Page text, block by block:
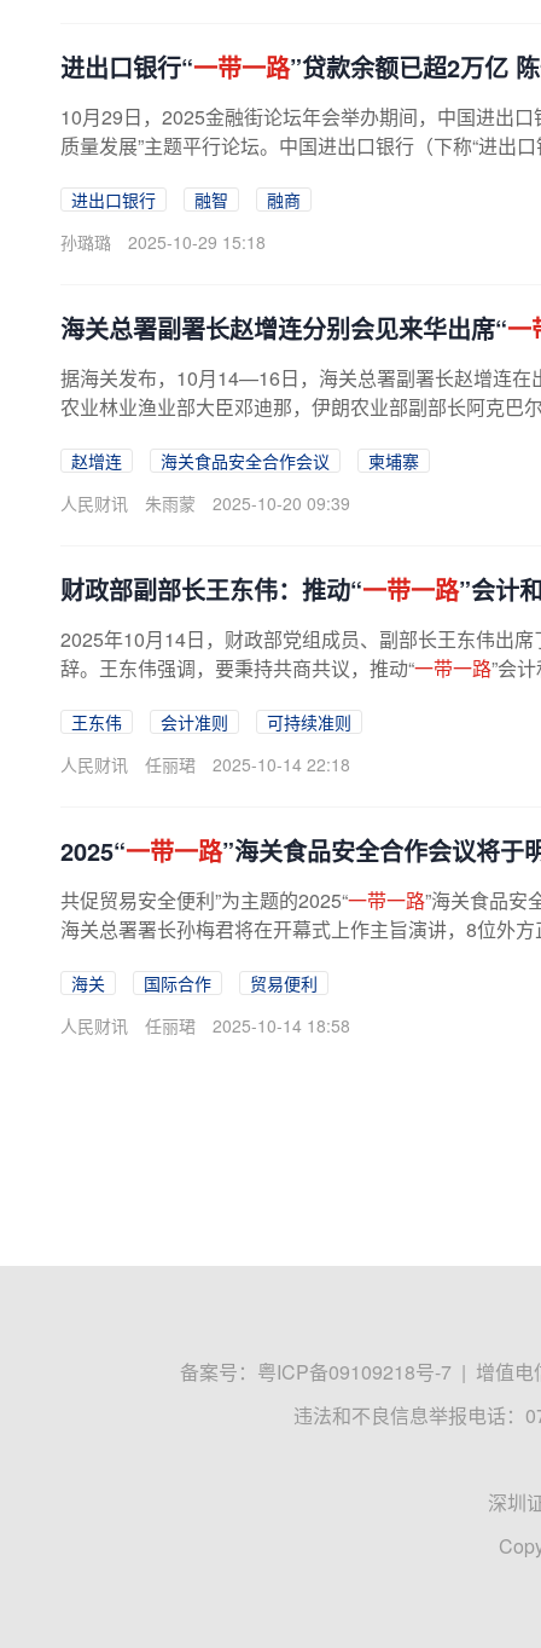
进出口银行“一带一路”贷款余额已超2万亿
10月29日，2025金融街论坛年会举办期间，中国进出
质量发展”主题平行论坛。中国进出口银行（下称“进出
进出口银行 融智
融商
孙璐璐
2025-10-29 15:18
海关总署副署长赵增连分别会见来华出席“一
据海关发布，10月14—16日，海关总署副署长赵增连在
农业林业渔业部大臣邓迪那，伊朗农业部副部长阿克巴
赵增连 海关食品安全合作会议
柬埔寨
人民财讯
朱雨蒙 2025-10-20 09:39
财政部副部长王东伟：推动“一带一路”会计
2025年10月14日，财政部党组成员、副部长王东伟出席
辞。王东伟强调，要秉持共商共议，推动“一带一路”会
王东伟 会计准则
可持续准则
人民财讯
任丽珺 2025-10-14 22:18
2025“一带一路”海关食品安全合作会议将于
共促贸易安全便利”为主题的2025“一带一路”海关食品安
海关总署署长孙梅君将在开幕式上作主旨演讲，8位外
海关 国际合作
贸易便利
人民财讯
任丽珺 2025-10-14 18:58
备案号： 粤ICP备09109218号-7 | 增值电
违法和不良信息举报电话：
深圳